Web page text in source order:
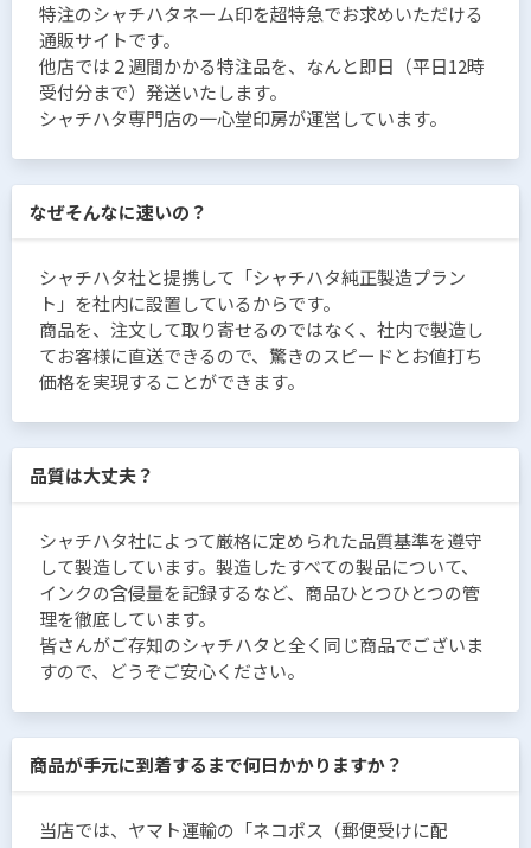
特注のシャチハタネーム印を超特急でお求めいただける
通販サイトです。
他店では２週間かかる特注品を、なんと即日（平日12時
受付分まで）発送いたします。
シャチハタ専門店の一心堂印房が運営しています。
なぜそんなに速いの？
シャチハタ社と提携して「シャチハタ純正製造プラン
ト」を社内に設置しているからです。
商品を、注文して取り寄せるのではなく、社内で製造し
てお客様に直送できるので、驚きのスピードとお値打ち
価格を実現することができます。
品質は大丈夫？
シャチハタ社によって厳格に定められた品質基準を遵守
して製造しています。製造したすべての製品について、
インクの含侵量を記録するなど、商品ひとつひとつの管
理を徹底しています。
皆さんがご存知のシャチハタと全く同じ商品でございま
すので、どうぞご安心ください。
商品が手元に到着するまで何日かかりますか？
当店では、ヤマト運輸の「ネコポス（郵便受けに配